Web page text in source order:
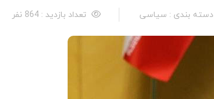
دسته بندی : سیاسی تعداد بازدید : 864 نفر